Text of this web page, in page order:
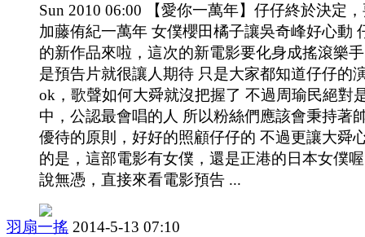
Sun 2010 06:00 【愛你一萬年】仔仔終於決定
加藤侑紀一萬年 女僕櫻田橘子讓吳奇峰好心動
的新作品來啦，這次的新電影要化身成搖滾樂
是預告片就很讓人期待 只是大家都知道仔仔的
ok，歌聲如何大舜就沒把握了 不過周瑜民絕對
中，公認最會唱的人 所以粉絲們應該會秉持著
優待的原則，好好的照顧仔仔的 不過更讓大舜
的是，這部電影有女僕，還是正港的日本女僕
說無憑，直接來看電影預告 ...
羽扇一搖 2014-5-13 07:10